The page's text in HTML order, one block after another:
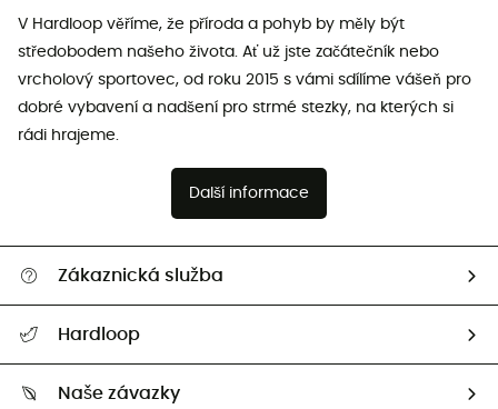
V Hardloop věříme, že příroda a pohyb by měly být
středobodem našeho života. Ať už jste začátečník nebo
vrcholový sportovec, od roku 2015 s vámi sdílíme vášeň pro
dobré vybavení a nadšení pro strmé stezky, na kterých si
rádi hrajeme.
Další informace
Zákaznická služba
Vrácení zboží a peněz
Hardloop
Naše závazky